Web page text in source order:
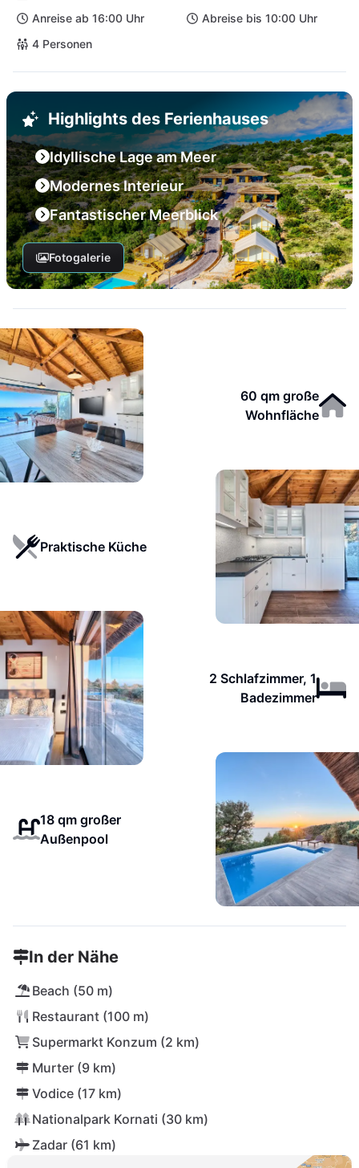
Anreise ab 16:00 Uhr
Abreise bis 10:00 Uhr
4 Personen
Highlights des Ferienhauses
Idyllische Lage am Meer
Modernes Interieur
Fantastischer Meerblick
Fotogalerie
60 qm große
Wohnfläche
Praktische Küche
2 Schlafzimmer, 1
Badezimmer
18 qm großer
Außenpool
In der Nähe
Beach (50 m)
Restaurant (100 m)
Supermarkt Konzum (2 km)
Murter (9 km)
Vodice (17 km)
Nationalpark Kornati (30 km)
Zadar (61 km)